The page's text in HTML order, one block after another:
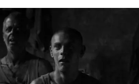
desértico de Fuerteventura,
conocido con el eufemístico
de Tefía, uno de tantos
los condenados por la ley de
fue implementada para incluir